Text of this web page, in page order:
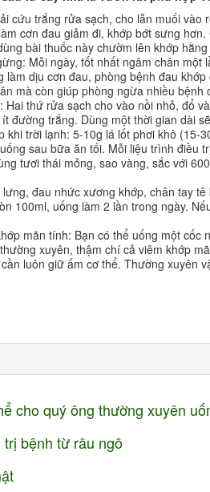
cứu trắng rửa sạch, cho lẫn muối vào
cơn đau giảm đi, khớp bớt sưng
bài thuốc này chườm lên khớp
Mỗi ngày, tốt nhất ngâm chân
dịu cơn đau, phòng bệnh đau
mà còn giúp phòng ngừa nhiều bệnh
thứ rửa sạch cho vào nồi nhỏ, đổ
đường trắng. Dùng một thời gian dài
khi trời lạnh: 5-10g lá lốt phơi khô
sau bữa ăn tối. Mỗi liệu trình điều
tươi thái mỏng, sao vàng, sắc với
đau nhức xương khớp, chân tay
100ml, uống làm 2 lần trong ngày.
mãn tính: Bạn có thể uống một
xuyên, thậm chí cả viêm khớp
luôn giữ ấm cơ thể. Thường xuyên
cho quý ông thường xuyên
bệnh từ râu ngô